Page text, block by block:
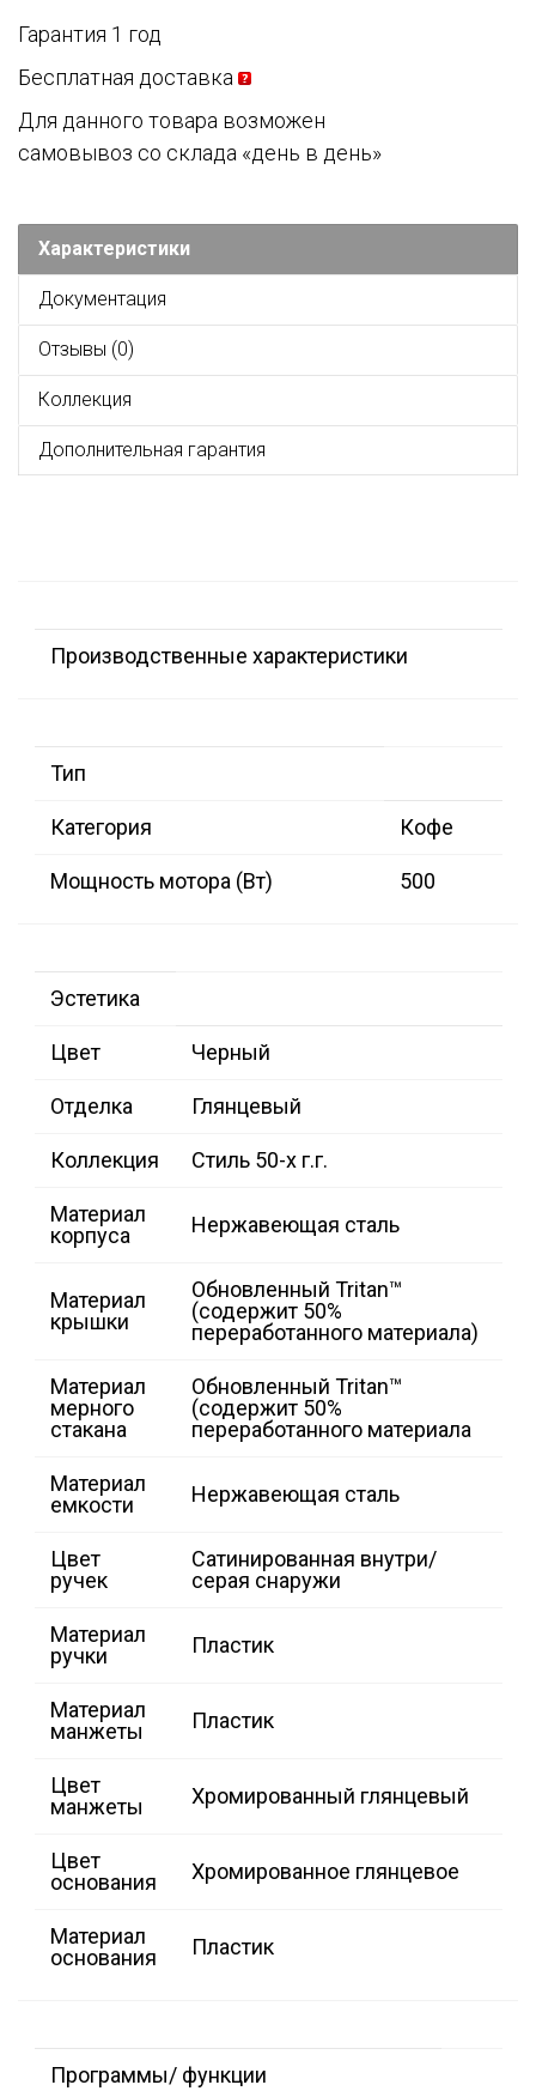
Гарантия 1 год
Бесплатная доставка
Для данного товара возможен
самовывоз со склада «день в день»
Характеристики
Документация
Отзывы (0)
Коллекция
Дополнительная гарантия
Производственные характеристики
Тип
Категория Кофе
Мощность мотора (Вт) 500
Эстетика
Цвет Черный
Отделка Глянцевый
Коллекция Стиль 50-х г.г.
Материал
корпуса
Нержавеющая сталь
Материал
крышки
Обновленный Tritan™
(содержит 50%
переработанного материала)
Материал
мерного
стакана
Обновленный Tritan™
(содержит 50%
переработанного материала
Материал
емкости
Нержавеющая сталь
Цвет
ручек
Сатинированная внутри/
серая снаружи
Материал
ручки
Пластик
Материал
манжеты
Пластик
Цвет
манжеты
Хромированный глянцевый
Цвет
основания
Хромированное глянцевое
Материал
основания
Пластик
Программы/ функции